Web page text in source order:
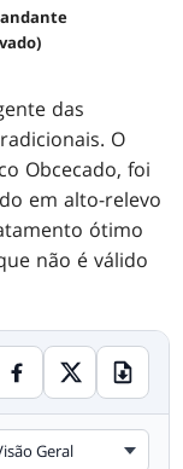
das
O
Obcecado, foi
em alto-relevo
ótimo
não é válido
Geral